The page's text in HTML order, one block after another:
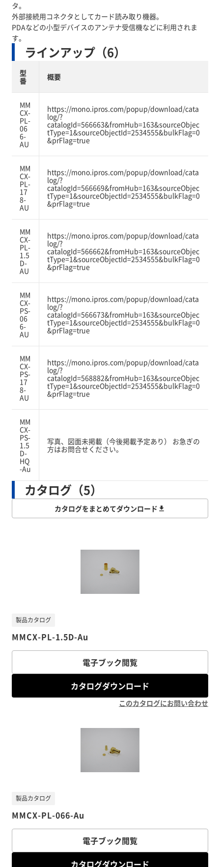
タ。
外部接続用コネクタとしてカード読み取り機器。
PDAなどの小型デバイスのアンテナ受信機などに利用されま
す。
ラインアップ（6）
型
番
概要
MM
CX-
PL-
06
6-
AU
https://mono.ipros.com/popup/download/cata
log/?
catalogId=566663&fromHub=163&sourceObjec
tType=1&sourceObjectId=2534555&bulkFlag=0
&prFlag=true
MM
CX-
PL-
17
8-
AU
https://mono.ipros.com/popup/download/cata
log/?
catalogId=566669&fromHub=163&sourceObjec
tType=1&sourceObjectId=2534555&bulkFlag=0
&prFlag=true
MM
CX-
PL-
1.5
D-
AU
https://mono.ipros.com/popup/download/cata
log/?
catalogId=566662&fromHub=163&sourceObjec
tType=1&sourceObjectId=2534555&bulkFlag=0
&prFlag=true
MM
CX-
PS-
06
6-
AU
https://mono.ipros.com/popup/download/cata
log/?
catalogId=566673&fromHub=163&sourceObjec
tType=1&sourceObjectId=2534555&bulkFlag=0
&prFlag=true
MM
CX-
PS-
17
8-
AU
https://mono.ipros.com/popup/download/cata
log/?
catalogId=568882&fromHub=163&sourceObjec
tType=1&sourceObjectId=2534555&bulkFlag=0
&prFlag=true
MM
CX-
PS-
1.5
D-
HQ
-Au
写真、図面未掲載（今後掲載予定あり） お急ぎの
方はお問合せください。
カタログ（5）
カタログをまとめてダウンロード
MMCX-PL-1.5D-Au
製品カタログ
電子ブック閲覧
カタログダウンロード
このカタログにお問い合わせ
MMCX-PL-066-Au
製品カタログ
電子ブック閲覧
カタログダウンロード